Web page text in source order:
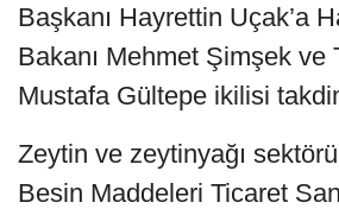
Başkanı Hayrettin Uçak’a
Bakanı Mehmet Şimşek ve
Mustafa Gültepe ikilisi
Zeytin ve zeytinyağı
Besin Maddeleri Ticaret